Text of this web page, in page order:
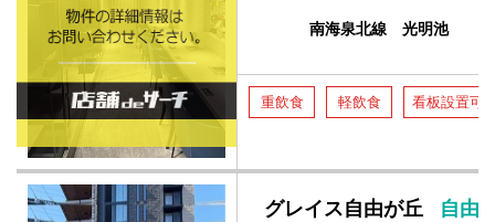
南海泉北線 光明池
重飲食 軽飲食 看板設置可
グレイス自由が丘 自由